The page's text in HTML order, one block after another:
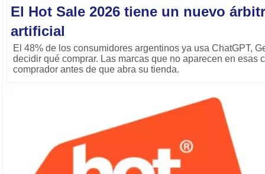
El Hot Sale 2026 tiene un nuevo
artificial
El 48% de los consumidores argentinos ya usa ChatGPT,
decidir qué comprar. Las marcas que no aparecen en esas
comprador antes de que abra su tienda.